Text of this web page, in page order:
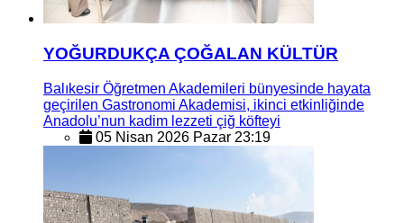
YOĞURDUKÇA ÇOĞALAN KÜLTÜR
Balıkesir Öğretmen Akademileri bünyesinde hayata
geçirilen Gastronomi Akademisi, ikinci etkinliğinde
Anadolu’nun kadim lezzeti çiğ köfteyi
05 Nisan 2026 Pazar 23:19